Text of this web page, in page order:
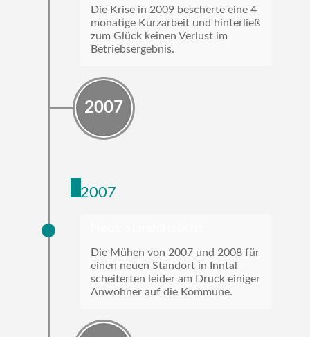
Die Krise in 2009 bescherte eine 4
monatige Kurzarbeit und hinterließ
zum Glück keinen Verlust im
Betriebsergebnis.
2007
2007
Die Mühen von 2007 und 2008 für
einen neuen Standort in Inntal
scheiterten leider am Druck einiger
Anwohner auf die Kommune.